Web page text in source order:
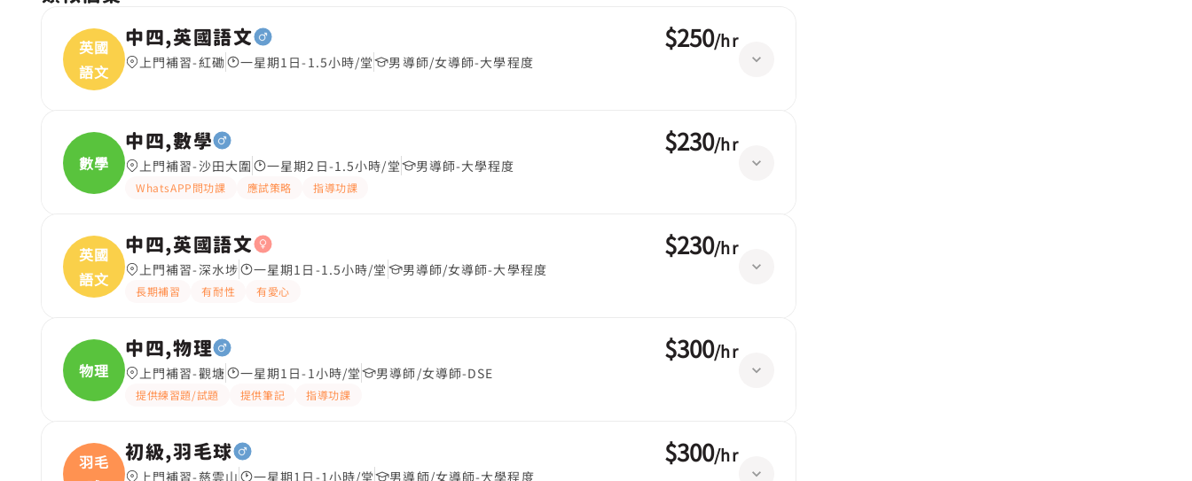
英國
語文
中四,英國語文
上門補習-紅磡 一星期1日-1.5小時/堂 男導師/女導師-大學程度
$250/hr
數學
中四,數學
上門補習-沙田大圍 一星期2日-1.5小時/堂 男導師-大學程度
WhatsAPP問功課 應試策略 指導功課
$230/hr
英國
語文
中四,英國語文
上門補習-深水埗 一星期1日-1.5小時/堂 男導師/女導師-大學程度
長期補習 有耐性 有愛心
$230/hr
物理
中四,物理
上門補習-觀塘 一星期1日-1小時/堂 男導師/女導師-DSE
提供練習題/試題 提供筆記 指導功課
$300/hr
羽毛
初級,羽毛球
上門補習-慈雲山 一星期1日-1小時/堂 男導師/女導師-大學程度
$300/hr